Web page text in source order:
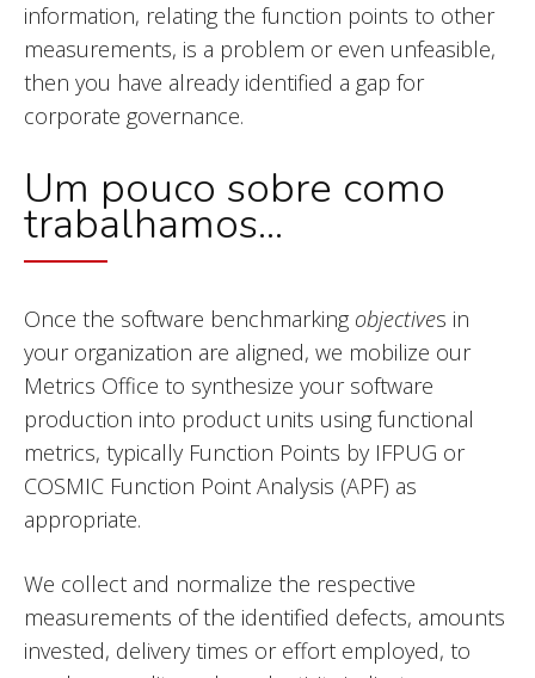
information, relating the function points to other
measurements, is a problem or even unfeasible,
then you have already identified a gap for
corporate governance.
Um pouco sobre como
trabalhamos...
Once the software benchmarking objectives in
your organization are aligned, we mobilize our
Metrics Office to synthesize your software
production into product units using functional
metrics, typically Function Points by IFPUG or
COSMIC Function Point Analysis (APF) as
appropriate.
We collect and normalize the respective
measurements of the identified defects, amounts
invested, delivery times or effort employed, to